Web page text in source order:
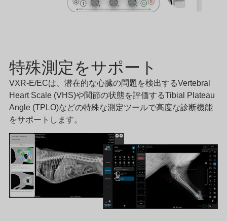
特殊測定をサポート
VXR-E/ECは、潜在的な心臓の問題を検出するVertebral
Heart Scale (VHS)や関節の状態を評価するTibial Plateau
Angle (TPLO)などの特殊な測定ツールで高度な診断機能
をサポートします。